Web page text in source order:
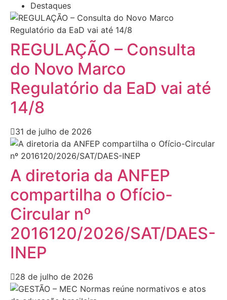
Destaques
REGULAÇÃO – Consulta
do Novo Marco
Regulatório da EaD vai até
14/8
31 de julho de 2026
A diretoria da ANFEP
compartilha o Ofício-
Circular nº
2016120/2026/SAT/DAES-
INEP
28 de julho de 2026